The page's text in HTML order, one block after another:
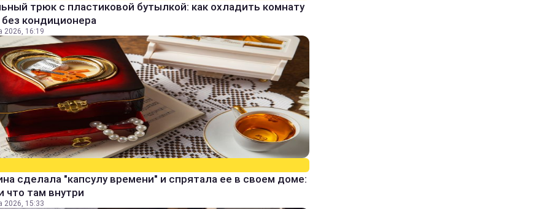
трюк с пластиковой бутылкой: как охладить комнату
кондиционера
2026, 16:19
сделала "капсулу времени" и спрятала ее в своем доме:
что там внутри
2026, 15:33